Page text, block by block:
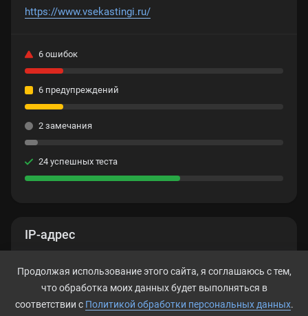
IP-адрес
https://www.vsekastingi.ru/
6 ошибок
6 предупреждений
2 замечания
24 успешных теста
Продолжая использование этого сайта, я соглашаюсь с тем,
что обработка моих данных будет выполняться в
соответствии с Политикой обработки персональных данных.